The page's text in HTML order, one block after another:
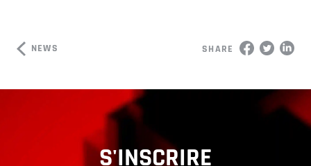
NEWS SHARE
S'INSCRIRE